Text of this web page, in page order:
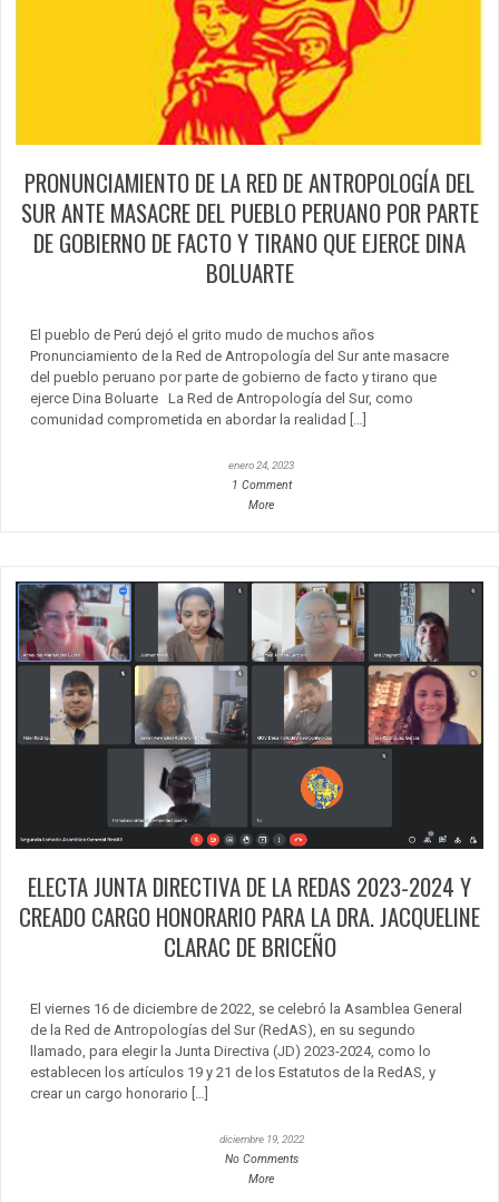
PRONUNCIAMIENTO DE LA RED DE ANTROPOLOGÍA DEL
SUR ANTE MASACRE DEL PUEBLO PERUANO POR PARTE
DE GOBIERNO DE FACTO Y TIRANO QUE EJERCE DINA
BOLUARTE
El pueblo de Perú dejó el grito mudo de muchos años
Pronunciamiento de la Red de Antropología del Sur ante masacre
del pueblo peruano por parte de gobierno de facto y tirano que
ejerce Dina Boluarte La Red de Antropología del Sur, como
comunidad comprometida en abordar la realidad […]
enero 24, 2023
1 Comment
More
ELECTA JUNTA DIRECTIVA DE LA REDAS 2023-2024 Y
CREADO CARGO HONORARIO PARA LA DRA. JACQUELINE
CLARAC DE BRICEÑO
El viernes 16 de diciembre de 2022, se celebró la Asamblea General
de la Red de Antropologías del Sur (RedAS), en su segundo
llamado, para elegir la Junta Directiva (JD) 2023-2024, como lo
establecen los artículos 19 y 21 de los Estatutos de la RedAS, y
crear un cargo honorario […]
diciembre 19, 2022
No Comments
More